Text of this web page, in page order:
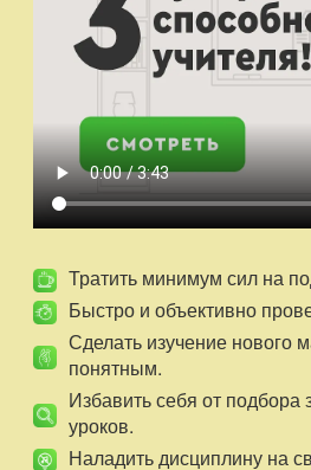
Тратить минимум сил на
Быстро и объективно
Сделать изучение нового
понятным.
Избавить себя от подбора
уроков.
Наладить дисциплину на